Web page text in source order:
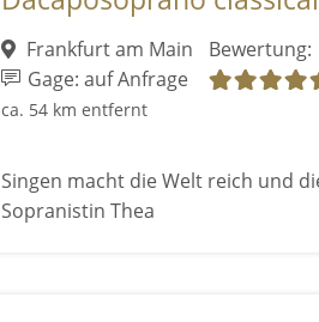
Frankfurt am Main
Gage: auf Anfrage
ca. 54 km entfernt
Bewertung:
Singen macht die Welt reich und
Sopranistin Thea